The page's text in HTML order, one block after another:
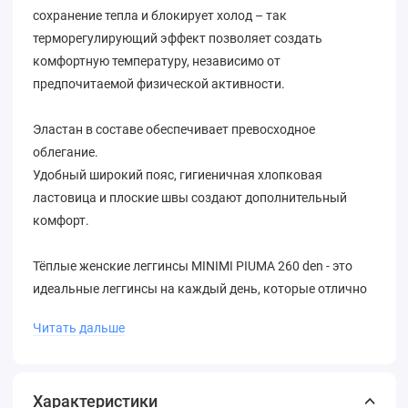
сохранение тепла и блокирует холод – так
терморегулирующий эффект позволяет создать
комфортную температуру, независимо от
предпочитаемой физической активности.
Эластан в составе обеспечивает превосходное
облегание.
Удобный широкий пояс, гигиеничная хлопковая
ластовица и плоские швы создают дополнительный
комфорт.
Тёплые женские леггинсы MINIMI PIUMA 260 den - это
идеальные леггинсы на каждый день, которые отлично
дополнят практически любой образ в холодное время
В размерах 5(XL), 6(XXL) модель представлена с
Читать дальше
Характеристики